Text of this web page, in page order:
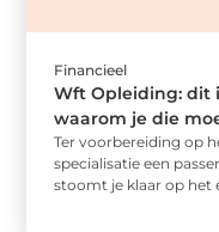
Financieel
Wft Opleiding: dit
waarom je die
Ter voorbereiding op
specialisatie een
stoomt je klaar op het